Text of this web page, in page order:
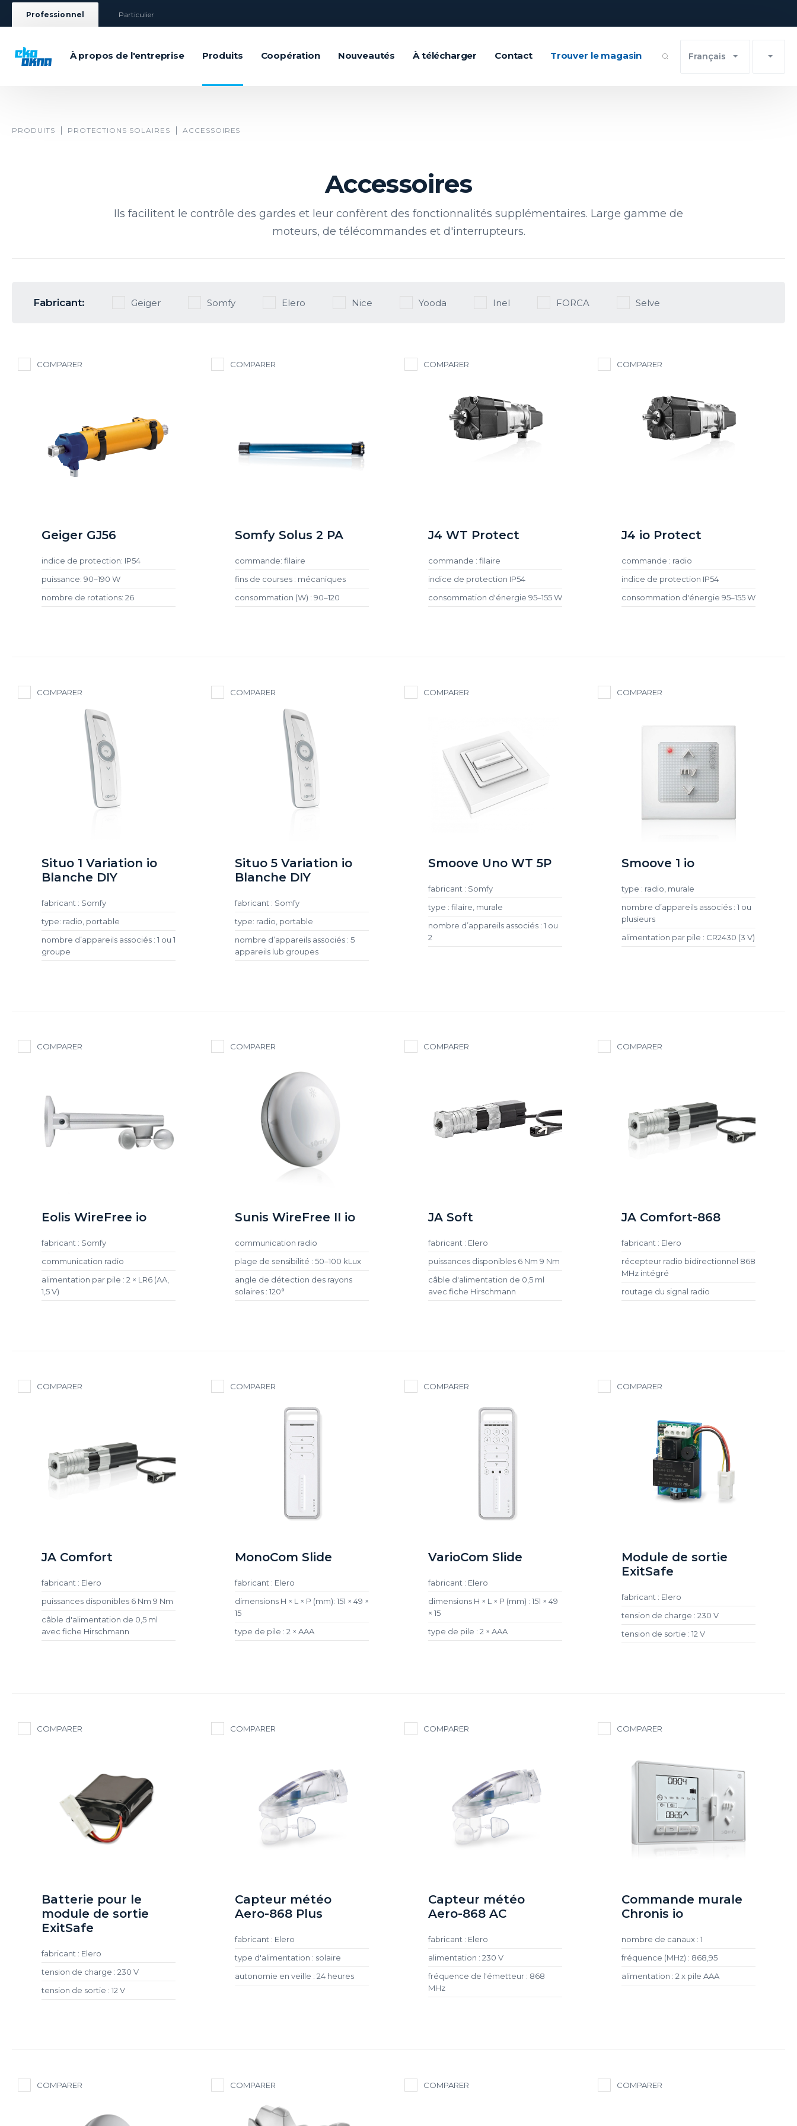
Professionnel Particulier
À propos de l'entreprise Produits Coopération Nouveautés À télécharger Contact Trouver le magasin Français
PRODUITS PROTECTIONS SOLAIRES ACCESSOIRES
Accessoires
Ils facilitent le contrôle des gardes et leur confèrent des fonctionnalités supplémentaires. Large gamme de
moteurs, de télécommandes et d'interrupteurs.
Fabricant: Geiger Somfy Elero Nice Yooda Inel FORCA Selve
COMPARER
Geiger GJ56
indice de protection: IP54
puissance: 90–190 W
nombre de rotations: 26
COMPARER
Somfy Solus 2 PA
commande: filaire
fins de courses : mécaniques
consommation (W) : 90–120
COMPARER
J4 WT Protect
commande : filaire
indice de protection IP54
consommation d'énergie 95–155 W
COMPARER
J4 io Protect
commande : radio
indice de protection IP54
consommation d'énergie 95–155 W
COMPARER
Situo 1 Variation io
Blanche DIY
fabricant : Somfy
type: radio, portable
nombre d’appareils associés : 1 ou 1
groupe
COMPARER
Situo 5 Variation io
Blanche DIY
fabricant : Somfy
type: radio, portable
nombre d’appareils associés : 5
appareils lub groupes
COMPARER
Smoove Uno WT 5P
fabricant : Somfy
type : filaire, murale
nombre d’appareils associés : 1 ou
2
COMPARER
Smoove 1 io
type : radio, murale
nombre d’appareils associés : 1 ou
plusieurs
alimentation par pile : CR2430 (3 V)
COMPARER
Eolis WireFree io
fabricant : Somfy
communication radio
alimentation par pile : 2 × LR6 (AA,
1,5 V)
COMPARER
Sunis WireFree II io
communication radio
plage de sensibilité : 50–100 kLux
angle de détection des rayons
solaires : 120°
COMPARER
JA Soft
fabricant : Elero
puissances disponibles 6 Nm 9 Nm
câble d'alimentation de 0,5 ml
avec fiche Hirschmann
COMPARER
JA Comfort-868
fabricant : Elero
récepteur radio bidirectionnel 868
MHz intégré
routage du signal radio
COMPARER
JA Comfort
fabricant : Elero
puissances disponibles 6 Nm 9 Nm
câble d'alimentation de 0,5 ml
avec fiche Hirschmann
COMPARER
MonoCom Slide
fabricant : Elero
dimensions H × L × P (mm): 151 × 49 ×
15
type de pile : 2 × AAA
COMPARER
VarioCom Slide
fabricant : Elero
dimensions H × L × P (mm) : 151 × 49
× 15
type de pile : 2 × AAA
COMPARER
Module de sortie
ExitSafe
fabricant : Elero
tension de charge : 230 V
tension de sortie : 12 V
COMPARER
Batterie pour le
module de sortie
ExitSafe
fabricant : Elero
tension de charge : 230 V
tension de sortie : 12 V
COMPARER
Capteur météo
Aero-868 Plus
fabricant : Elero
type d'alimentation : solaire
autonomie en veille : 24 heures
COMPARER
Capteur météo
Aero-868 AC
fabricant : Elero
alimentation : 230 V
fréquence de l'émetteur : 868
MHz
COMPARER
Commande murale
Chronis io
nombre de canaux : 1
fréquence (MHz) : 868,95
alimentation : 2 x pile AAA
COMPARER COMPARER COMPARER COMPARER